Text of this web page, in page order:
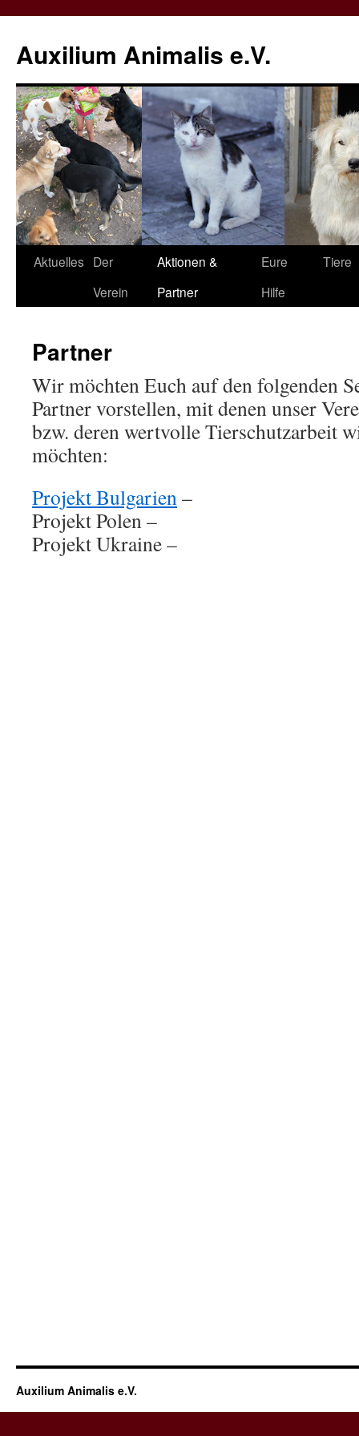
springen
Auxilium Animalis e.V.
Aktuelles Der
Verein
Aktionen &
Partner
Eure
Hilfe
Tiere
Partner
Wir möchten Euch auf den folgenden
Partner vorstellen, mit denen unser
bzw. deren wertvolle Tierschutzarbeit
möchten:
Projekt Bulgarien–
Projekt Polen –
Projekt Ukraine –
Auxilium Animalis e.V.